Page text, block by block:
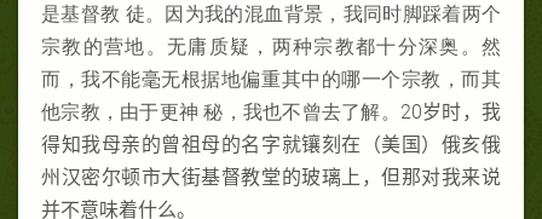
是基督教 徒。因为我的混血背景，我同时脚踩着两个
宗教的营地。无庸质疑，两种宗教都十分深奥。然
而，我不能毫无根据地偏重其中的哪一个宗教，而其
他宗教，由于更神 秘，我也不曾去了解。20岁时，我
得知我母亲的曾祖母的名字就镶刻在（美国）俄亥俄
州汉密尔顿市大街基督教堂的玻璃上，但那对我来说
并不意味着什么。